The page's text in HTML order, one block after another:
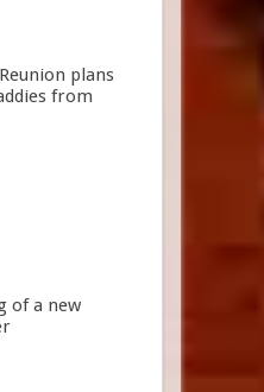
plans
from
of a new